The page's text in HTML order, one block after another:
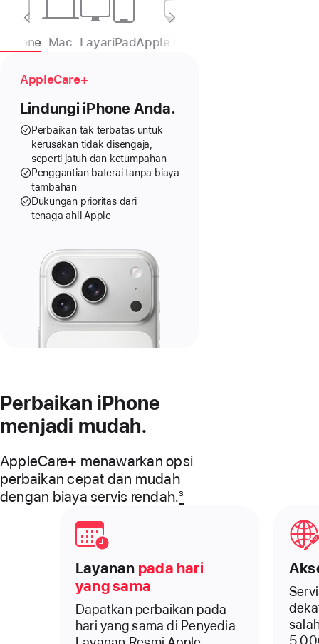
iPhone Mac LayariPadApple Watch
AppleCare+
Lindungi iPhone Anda.
Perbaikan tak terbatas untuk
kerusakan tidak disengaja,
seperti jatuh dan ketumpahan
Penggantian baterai tanpa biaya
tambahan
Dukungan prioritas dari
tenaga ahli Apple
Perbaikan iPhone
menjadi mudah.
AppleCare+ menawarkan opsi
perbaikan cepat dan mudah
dengan biaya servis rendah.3
Layanan pada hari
yang sama
Dapatkan perbaikan pada
hari yang sama di Penyedia